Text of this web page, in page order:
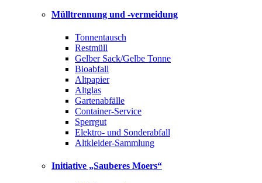
Mülltrennung und -vermeidung
Tonnentausch
Restmüll
Gelber Sack/Gelbe Tonne
Bioabfall
Altpapier
Altglas
Gartenabfälle
Container-Service
Sperrgut
Elektro- und Sonderabfall
Altkleider-Sammlung
Initiative „Sauberes Moers“